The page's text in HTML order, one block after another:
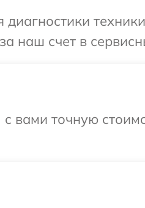
наш счет в
вами точную